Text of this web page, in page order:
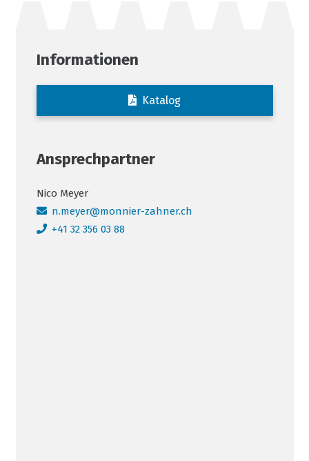
Informationen
Katalog
Ansprechpartner
Nico Meyer
n.meyer@monnier-zahner.ch
+41 32 356 03 88